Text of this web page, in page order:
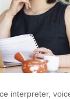
interpreter,